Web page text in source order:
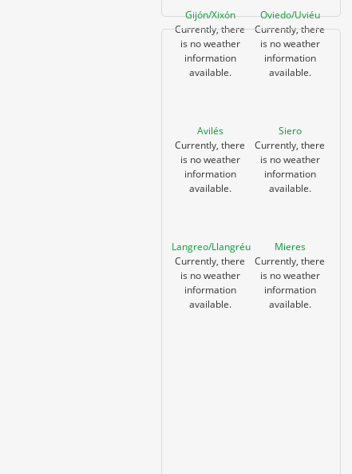
Gijón/Xixón
Currently, there
is no weather
information
available.
Oviedo/Uviéu
Currently, there
is no weather
information
available.
Avilés
Currently, there
is no weather
information
available.
Siero
Currently, there
is no weather
information
available.
Langreo/Llangréu
Currently, there
is no weather
information
available.
Mieres
Currently, there
is no weather
information
available.